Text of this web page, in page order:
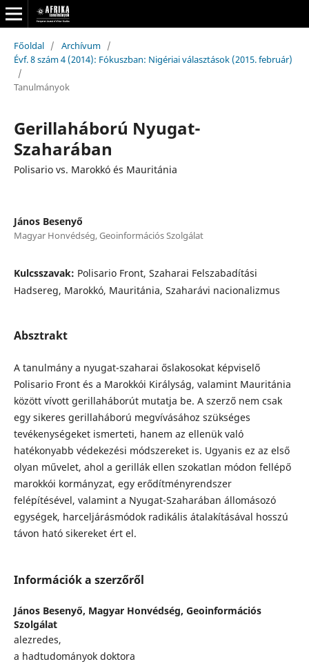
Főoldal / Archívum /
Évf. 8 szám 4 (2014): Fókuszban: Nigériai választások (2015. február)
/
Tanulmányok
Gerillaháború Nyugat-
Szaharában
Polisario vs. Marokkó és Mauritánia
János Besenyő
Magyar Honvédség, Geoinformációs Szolgálat
Kulcsszavak: Polisario Front, Szaharai Felszabadítási
Hadsereg, Marokkó, Mauritánia, Szaharávi nacionalizmus
Absztrakt
A tanulmány a nyugat-szaharai őslakosokat képviselő
Polisario Front és a Marokkói Királyság, valamint Mauritánia
között vívott gerillaháborút mutatja be. A szerző nem csak
egy sikeres gerillaháború megvívásához szükséges
tevékenységeket ismerteti, hanem az ellenük való
hatékonyabb védekezési módszereket is. Ugyanis ez az első
olyan művelet, ahol a gerillák ellen szokatlan módon fellépő
marokkói kormányzat, egy erődítményrendszer
felépítésével, valamint a Nyugat-Szaharában állomásozó
egységek, harceljárásmódok radikális átalakításával hosszú
távon ható sikereket ért el.
Információk a szerzőről
János Besenyő, Magyar Honvédség, Geoinformációs
Szolgálat
alezredes,
a hadtudományok doktora